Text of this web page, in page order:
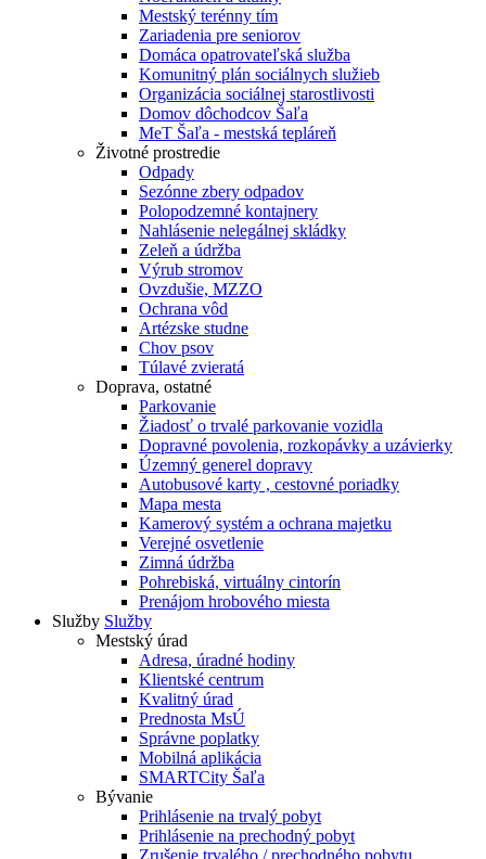
Mestský terénny tím
Zariadenia pre seniorov
Domáca opatrovateľská služba
Komunitný plán sociálnych služieb
Organizácia sociálnej starostlivosti
Domov dôchodcov Šaľa
MeT Šaľa - mestská tepláreň
Životné prostredie
Odpady
Sezónne zbery odpadov
Polopodzemné kontajnery
Nahlásenie nelegálnej skládky
Zeleň a údržba
Výrub stromov
Ovzdušie, MZZO
Ochrana vôd
Artézske studne
Chov psov
Túlavé zvieratá
Doprava, ostatné
Parkovanie
Žiadosť o trvalé parkovanie vozidla
Dopravné povolenia, rozkopávky a uzávierky
Územný generel dopravy
Autobusové karty , cestovné poriadky
Mapa mesta
Kamerový systém a ochrana majetku
Verejné osvetlenie
Zimná údržba
Pohrebiská, virtuálny cintorín
Prenájom hrobového miesta
Služby Služby
Mestský úrad
Adresa, úradné hodiny
Klientské centrum
Kvalitný úrad
Prednosta MsÚ
Správne poplatky
Mobilná aplikácia
SMARTCity Šaľa
Bývanie
Prihlásenie na trvalý pobyt
Prihlásenie na prechodný pobyt